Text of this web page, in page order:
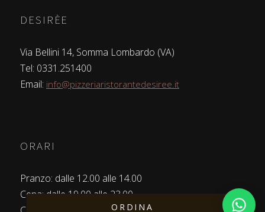
ORDINA
DESIRÈE
Via Bellini 14, Somma Lombardo (VA)
Tel: 0331.251400
Email: info@pizzeriaristorantedesiree.it
ORARI
Pranzo: dalle 12.00 alle 14.00
Cena: dalle 19.00 alle 23.00